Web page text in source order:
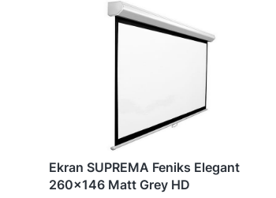
Ekran SUPREMA Feniks Elegant
260x146 Matt Grey HD